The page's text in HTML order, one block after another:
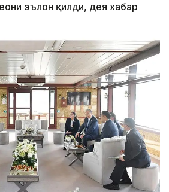
эълон қилди, дея хабар